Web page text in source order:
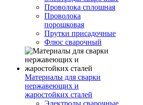
Проволока сплошная
Проволока
порошковая
Прутки присадочные
Флюс сварочный
Материалы для сварки
нержавеющих и
жаростойких сталей
Электроды сварочные